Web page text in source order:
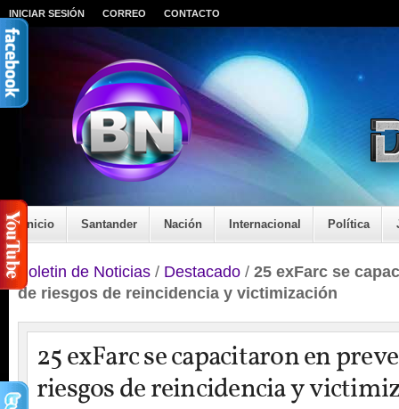
INICIAR SESIÓN CORREO CONTACTO
Inicio Santander Nación Internacional Política
Boletin de Noticias / Destacado / 25 exFarc se
de riesgos de reincidencia y victimización
25 exFarc se capacitaron en
riesgos de reincidencia y